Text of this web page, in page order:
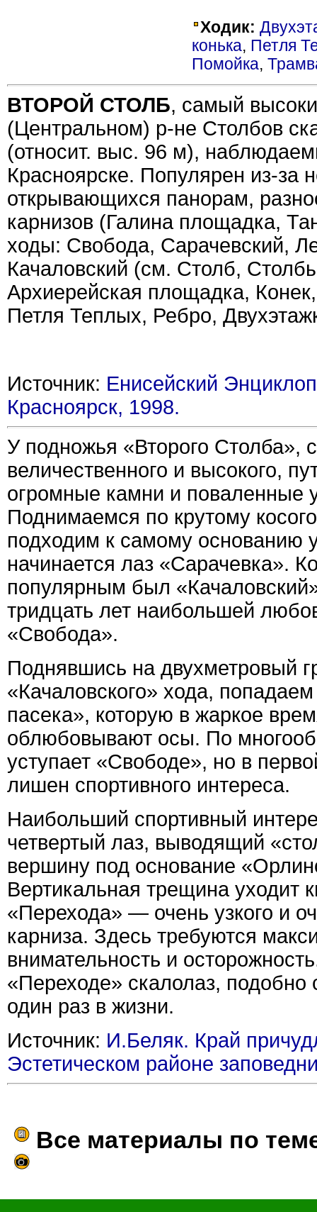
Ходик:
конька, Петля
Помойка,
ВТОРОЙ СТОЛБ, самый
(Центральном) р-не Столбов
(относит. выс. 96 м),
Красноярске. Популярен из-за
открывающихся панорам,
карнизов (Галина площадка,
ходы: Свобода, Сарачевский,
Качаловский (см. Столб,
Архиерейская площадка,
Петля Теплых, Ребро,
Источник: Енисейский
Красноярск, 1998.
У подножья «Второго Столба»,
величественного и высокого,
огромные камни и поваленные
Поднимаемся по крутому
подходим к самому основанию
начинается лаз «Сарачевка».
популярным был
тридцать лет наибольшей
«Свобода».
Поднявшись на двухметровый
«Качаловского» хода,
пасека», которую в жаркое
облюбовывают осы. По
уступает «Свободе», но в
лишен спортивного интереса.
Наибольший спортивный
четвертый лаз, выводящий
вершину под основание
Вертикальная трещина уходит
«Перехода» — очень узкого и
карниза. Здесь требуются
внимательность и
«Переходе» скалолаз, подобно
один раз в жизни.
Источник: И.Беляк. Край
Эстетическом районе
Все материалы по